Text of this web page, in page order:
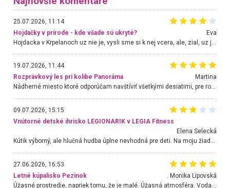
25.07.2026, 11:14
Hojdačky v prírode - kde všade sú ukryté?
Eva
19.07.2026, 11:44
Rozprávkový les pri kolibe Panoráma
Martina
Nádherné miesto ktoré odporúčam navštíviť všetkými desiatimi, pre rodiny s deťmi, dôchodcom... Proste a jednoducho ozaj rozprávkový les.. určite ešte prídeme. Odniesli sme si na pamiatku krásne tričká,
09.07.2026, 15:15
Vnútorné detské ihrisko LEGIONARIK v LEGIA Fitness
Elena Selecká
Kútik výborný, ale hlučná hudba úplne nevhodná pre deti. Na moju žiadosť o aspoň sušenie nereagovali.
27.06.2026, 16:53
Letné kúpalisko Pezinok
. Monika Lipovská